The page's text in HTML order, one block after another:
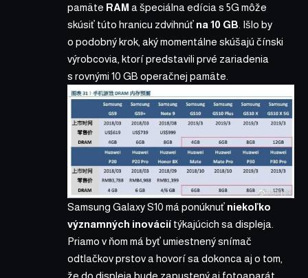
pamäte RAM a špeciálna edícia s 5G môže
skúsiť túto hranicu zdvihnúť na 10 GB . Išlo by
o podobný krok, aký momentálne skúšajú čínski
výrobcovia, ktorípredstavili prvé zariadenia
s rovnými 10 GB operačnej pamäte.
Samsung Galaxy S10 má ponúknuť niekoľko
významných inovácií týkajúcich sa displeja.
Priamo v ňom má byťumiestnený snímač
odtlačkov prstova hovorí sa dokonca aj o tom,